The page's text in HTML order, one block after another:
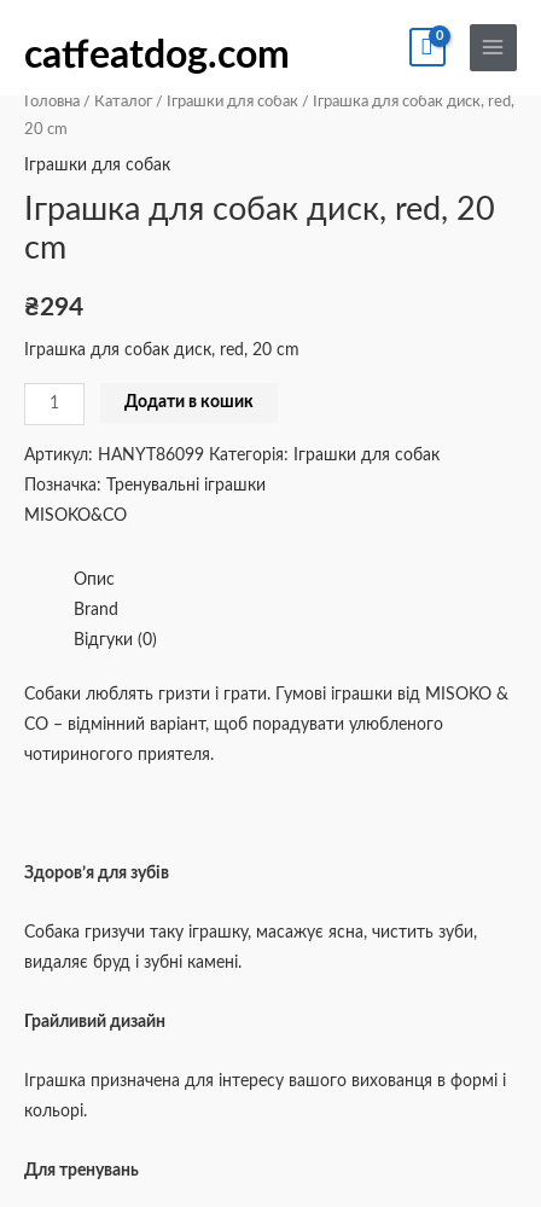
catfeatdog.com
Main
Menu
Головна / Каталог / Іграшки для собак / Іграшка для собак диск, red,
20 cm
Іграшки для собак
Іграшка для собак диск, red, 20
cm
₴294
Іграшка для собак диск, red, 20 cm
Іграшка
для
собак
диск,
red,
cm
кількість
Додати в кошик
Артикул: HANYT86099 Категорія:
Іграшки для собак
Позначка:
Тренувальні іграшки
MISOKO&CO
Опис
Brand
Відгуки (0)
Собаки люблять гризти і грати. Гумові іграшки від MISOKO &
CO – відмінний варіант, щоб порадувати улюбленого
чотириногого приятеля.
Здоров’я для зубів
Собака гризучи таку іграшку, масажує ясна, чистить зуби,
видаляє бруд і зубні камені.
Грайливий дизайн
Іграшка призначена для інтересу вашого вихованця в формі і
кольорі.
Для тренувань